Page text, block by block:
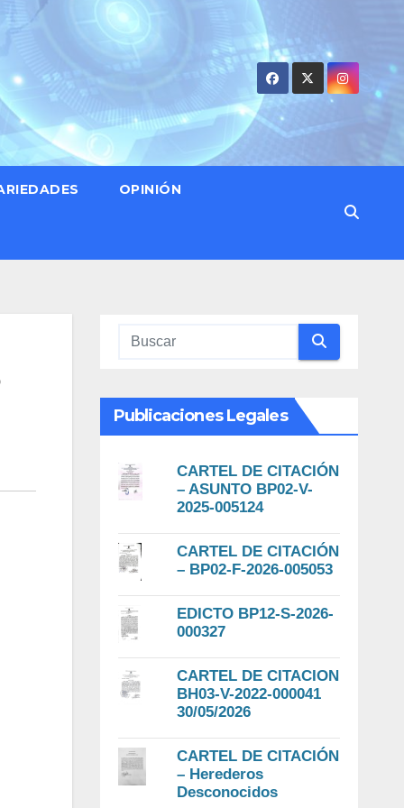
OPINIÓN
Publicaciones Legales
CARTEL DE CITACIÓN
– ASUNTO BP02-V-
2025-005124
CARTEL DE CITACIÓN
– BP02-F-2026-005053
EDICTO BP12-S-2026-
000327
CARTEL DE CITACION
BH03-V-2022-000041
30/05/2026
CARTEL DE CITACIÓN
– Herederos
Desconocidos